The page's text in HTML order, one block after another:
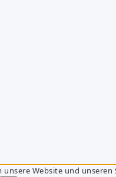
unsere Website und unseren